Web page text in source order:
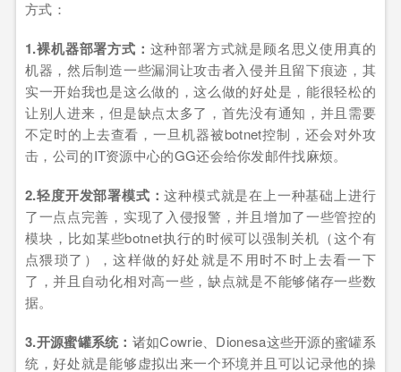
方式：
1.裸机器部署方式： 这种部署方式就是顾名思义使用真的
机器，然后制造一些漏洞让攻击者入侵并且留下痕迹，其
实一开始我也是这么做的，这么做的好处是，能很轻松的
让别人进来，但是缺点太多了，首先没有通知，并且需要
不定时的上去查看，一旦机器被botnet控制，还会对外攻
击，公司的IT资源中心的GG还会给你发邮件找麻烦。
2.轻度开发部署模式：这种模式就是在上一种基础上进行
了一点点完善，实现了入侵报警，并且增加了一些管控的
模块，比如某些botnet执行的时候可以强制关机（这个有
点猥琐了），这样做的好处就是不用时不时上去看一下
了，并且自动化相对高一些，缺点就是不能够储存一些数
据。
3.开源蜜罐系统： 诸如Cowrie、Dionesa这些开源的蜜罐系
统，好处就是能够虚拟出来一个环境并且可以记录他的操